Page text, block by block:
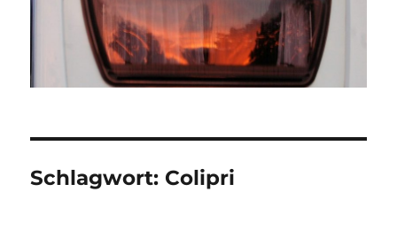
Schlagwort: Colipri